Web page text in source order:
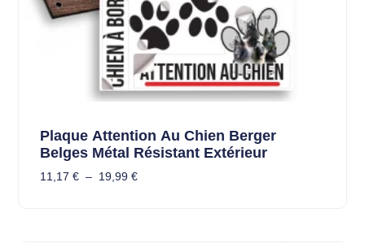
Plaque Attention Au Chien Berger
Belges Métal Résistant Extérieur
11,17 € – 19,99 €